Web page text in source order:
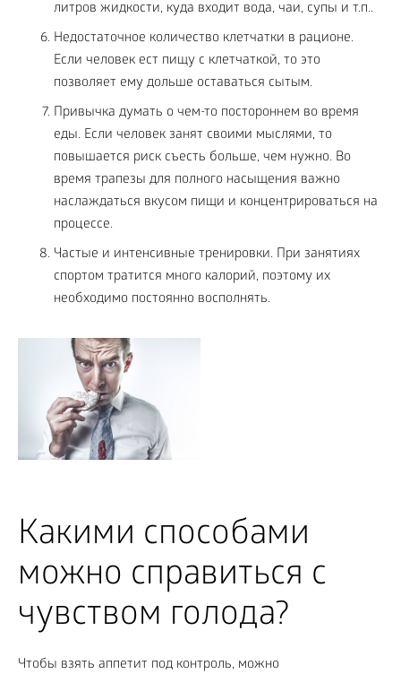
литров жидкости, куда входит вода, чаи, супы и т.п..
Недостаточное количество клетчатки в рационе.
Если человек ест пищу с клетчаткой, то это
позволяет ему дольше оставаться сытым.
Привычка думать о чем-то постороннем во время
еды. Если человек занят своими мыслями, то
повышается риск съесть больше, чем нужно. Во
время трапезы для полного насыщения важно
наслаждаться вкусом пищи и концентрироваться на
процессе.
Частые и интенсивные тренировки. При занятиях
спортом тратится много калорий, поэтому их
необходимо постоянно восполнять.
Какими способами
можно справиться с
чувством голода?
Чтобы взять аппетит под контроль, можно